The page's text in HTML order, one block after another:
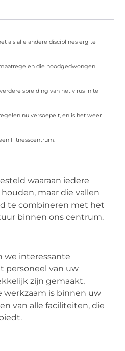
als alle andere disciplines erg te
die noodgedwongen
spreiding van het virus in te
nu versoepelt, en is het weer
Fitnesscentrum.
waaraan iedere
maar die vallen
te combineren met het
binnen ons centrum.
we interessante
personeel van uw
zijn gemaakt,
werkzaam is binnen uw
van alle faciliteiten, die